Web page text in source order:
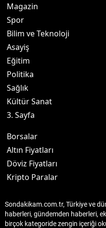
Magazin
Spor
Bilim ve Teknoloji
Asayiş
Eğitim
Politika
Sağlık
Kültür Sanat
3. Sayfa
Borsalar
Altın Fiyatları
Döviz Fiyatları
Kripto Paralar
Sondakikam.com.tr, Türkiye ve
haberleri, gündemden haberleri,
birçok kategoride zengin içeriği